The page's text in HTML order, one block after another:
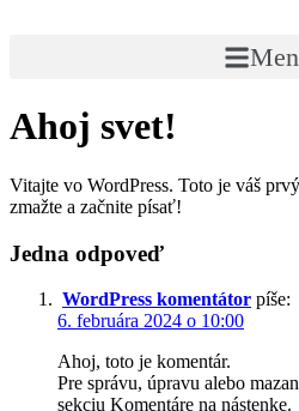
Ahoj svet!
Vitajte vo WordPress. Toto je váš
zmažte a začnite písať!
Jedna odpoveď
WordPress komentátor píše:
6. februára 2024 o 10:00
Ahoj, toto je komentár.
Pre správu, úpravu alebo
sekciu Komentáre na nástenke.